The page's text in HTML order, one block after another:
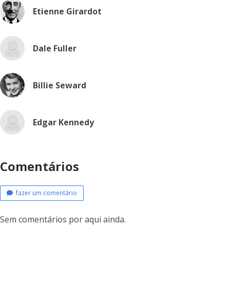
Etienne Girardot
Dale Fuller
Billie Seward
Edgar Kennedy
Comentários
fazer um comentário
Sem comentários por aqui ainda.